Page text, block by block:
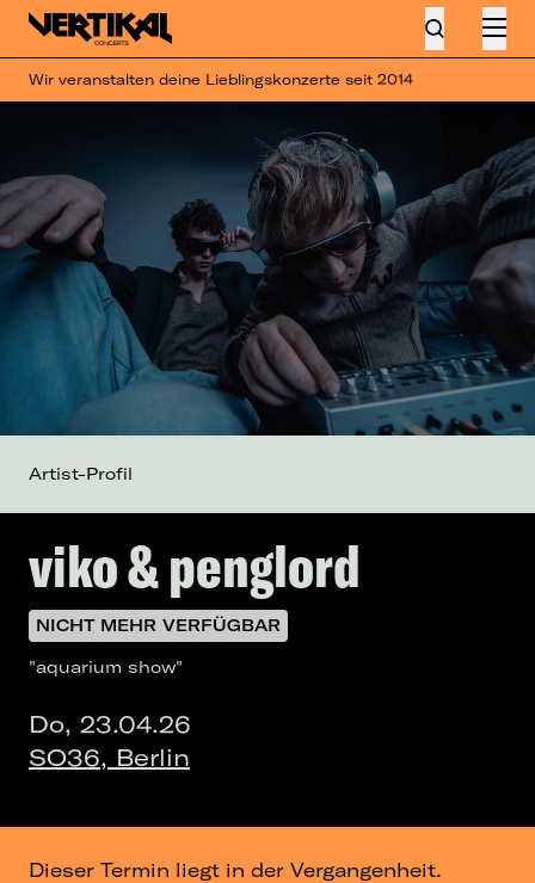
Wir veranstalten deine Lieblingskonzerte seit 2014
viko & penglord
NICHT MEHR VERFÜGBAR
"aquarium show"
Do, 23.04.26
SO36, Berlin
Artist-Profil
Dieser Termin liegt in der Vergangenheit.